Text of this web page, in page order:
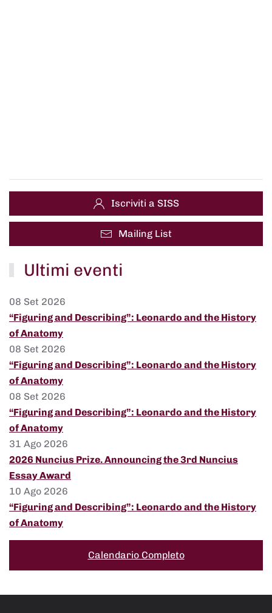
Iscriviti a SISS
Mailing List
Ultimi eventi
08 Set 2026
“Figuring and Describing”: Leonardo and the History
of Anatomy
08 Set 2026
“Figuring and Describing”: Leonardo and the History
of Anatomy
08 Set 2026
“Figuring and Describing”: Leonardo and the History
of Anatomy
31 Ago 2026
2026 Nuncius Prize. Announcing the 3rd Nuncius
Essay Award
10 Ago 2026
“Figuring and Describing”: Leonardo and the History
of Anatomy
Calendario Completo